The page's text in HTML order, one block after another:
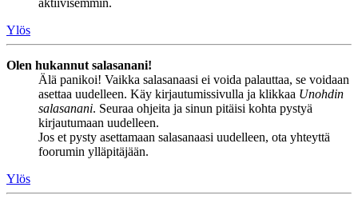
aktiivisemmin.
Ylös
Olen hukannut salasanani!
Älä panikoi! Vaikka salasanaasi ei voida palauttaa, se voidaan
asettaa uudelleen. Käy kirjautumissivulla ja klikkaa Unohdin
salasanani. Seuraa ohjeita ja sinun pitäisi kohta pystyä
kirjautumaan uudelleen.
Jos et pysty asettamaan salasanaasi uudelleen, ota yhteyttä
foorumin ylläpitäjään.
Ylös